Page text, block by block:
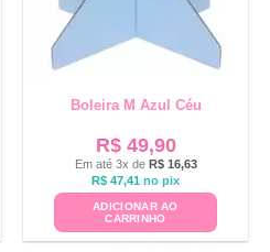
Boleira M Azul Céu
R$49,90
Em até 3x de R$16,63
R$ 47,41 no pix
ADICIONAR AO
CARRINHO